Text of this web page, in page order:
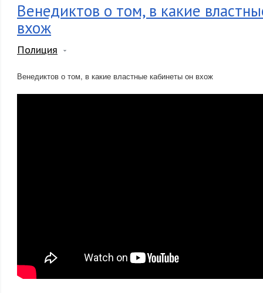
Венедиктов о том, в какие
вхож
Полиция
Венедиктов о том, в какие властные кабинеты он вхож